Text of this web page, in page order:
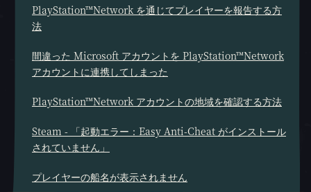
PlayStation™Network を通じてプレイヤーを報告する方
法
間違った Microsoft アカウントを PlayStation™Network
アカウントに連携してしまった
PlayStation™Network アカウントの地域を確認する方法
Steam - 「起動エラー：Easy Anti-Cheat がインストール
されていません」
プレイヤーの船名が表示されません